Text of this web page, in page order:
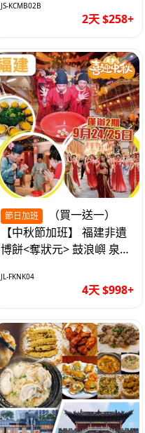
JS-KCMB02B
2天 $258+
節日加班
【中秋節加班】 福建非遺
博餅<奪狀元> 鼓浪嶼 泉州
車超值4天
JL-FKNK04
4天 $998+